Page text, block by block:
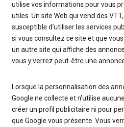
utilise vos informations pour vous
utiles. Un site Web qui vend des
susceptible d'utiliser les services
si vous consultez ce site et que
un autre site qui affiche des
vous y verrez peut-être une
Lorsque la personnalisation des
Google ne collecte et n'utilise
créer un profil publicitaire ni pour
que Google vous présente. Vous